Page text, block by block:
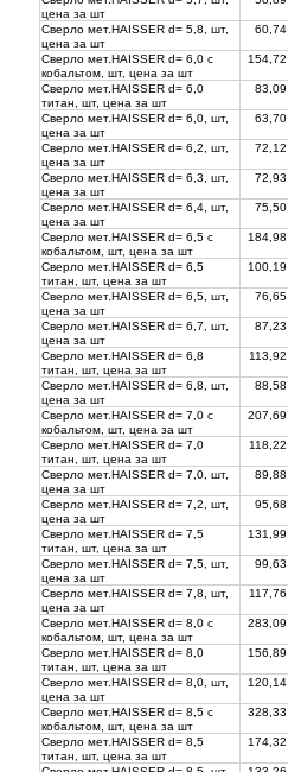
цена за шт
Сверло мет.HAISSER d= 5,8, шт,
цена за шт
60,74
Сверло мет.HAISSER d= 6,0 с
кобальтом, шт, цена за шт
154,72
Сверло мет.HAISSER d= 6,0
титан, шт, цена за шт
83,09
Сверло мет.HAISSER d= 6,0, шт,
цена за шт
63,70
Сверло мет.HAISSER d= 6,2, шт,
цена за шт
72,12
Сверло мет.HAISSER d= 6,3, шт,
цена за шт
72,93
Сверло мет.HAISSER d= 6,4, шт,
цена за шт
75,50
Сверло мет.HAISSER d= 6,5 с
кобальтом, шт, цена за шт
184,98
Сверло мет.HAISSER d= 6,5
титан, шт, цена за шт
100,19
Сверло мет.HAISSER d= 6,5, шт,
цена за шт
76,65
Сверло мет.HAISSER d= 6,7, шт,
цена за шт
87,23
Сверло мет.HAISSER d= 6,8
титан, шт, цена за шт
113,92
Сверло мет.HAISSER d= 6,8, шт,
цена за шт
88,58
Сверло мет.HAISSER d= 7,0 с
кобальтом, шт, цена за шт
207,69
Сверло мет.HAISSER d= 7,0
титан, шт, цена за шт
118,22
Сверло мет.HAISSER d= 7,0, шт,
цена за шт
89,88
Сверло мет.HAISSER d= 7,2, шт,
цена за шт
95,68
Сверло мет.HAISSER d= 7,5
титан, шт, цена за шт
131,99
Сверло мет.HAISSER d= 7,5, шт,
цена за шт
99,63
Сверло мет.HAISSER d= 7,8, шт,
цена за шт
117,76
Сверло мет.HAISSER d= 8,0 с
кобальтом, шт, цена за шт
283,09
Сверло мет.HAISSER d= 8,0
титан, шт, цена за шт
156,89
Сверло мет.HAISSER d= 8,0, шт,
цена за шт
120,14
Сверло мет.HAISSER d= 8,5 с
кобальтом, шт, цена за шт
328,33
Сверло мет.HAISSER d= 8,5
титан, шт, цена за шт
174,32